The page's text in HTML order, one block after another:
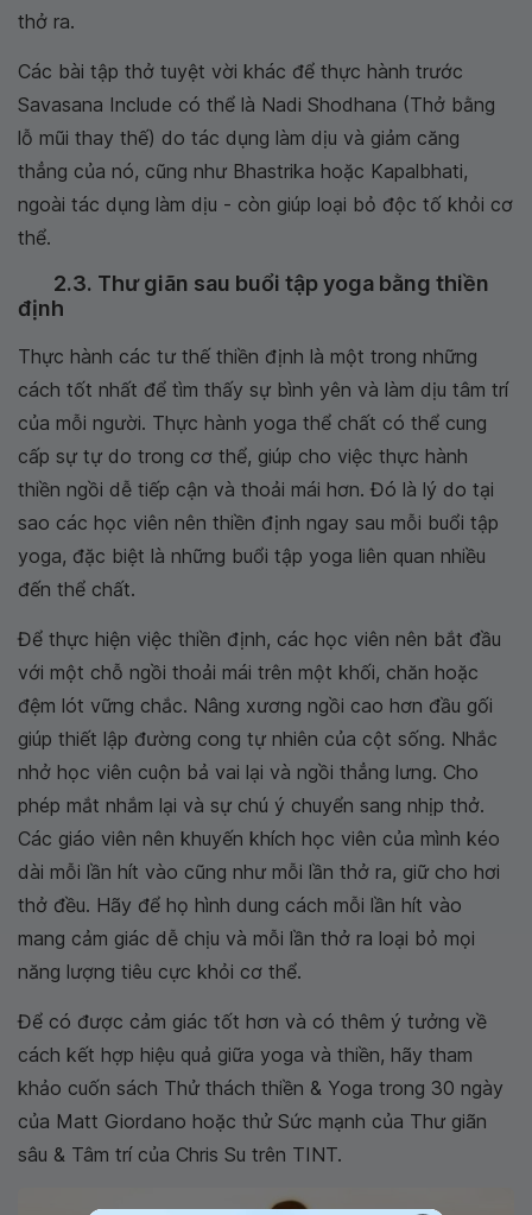
thở ra.
Các bài tập thở tuyệt vời khác để thực hành trước
Savasana Include có thể là Nadi Shodhana (Thở bằng
lỗ mũi thay thế) do tác dụng làm dịu và giảm căng
thẳng của nó, cũng như Bhastrika hoặc Kapalbhati,
ngoài tác dụng làm dịu - còn giúp loại bỏ độc tố khỏi cơ
thể.
2.3. Thư giãn sau buổi tập yoga bằng thiền
định
Thực hành các tư thế thiền định là một trong những
cách tốt nhất để tìm thấy sự bình yên và làm dịu tâm trí
của mỗi người. Thực hành yoga thể chất có thể cung
cấp sự tự do trong cơ thể, giúp cho việc thực hành
thiền ngồi dễ tiếp cận và thoải mái hơn. Đó là lý do tại
sao các học viên nên thiền định ngay sau mỗi buổi tập
yoga, đặc biệt là những buổi tập yoga liên quan nhiều
đến thể chất.
Để thực hiện việc thiền định, các học viên nên bắt đầu
với một chỗ ngồi thoải mái trên một khối, chăn hoặc
đệm lót vững chắc. Nâng xương ngồi cao hơn đầu gối
giúp thiết lập đường cong tự nhiên của cột sống. Nhắc
nhở học viên cuộn bả vai lại và ngồi thẳng lưng. Cho
phép mắt nhắm lại và sự chú ý chuyển sang nhịp thở.
Các giáo viên nên khuyến khích học viên của mình kéo
dài mỗi lần hít vào cũng như mỗi lần thở ra, giữ cho hơi
thở đều. Hãy để họ hình dung cách mỗi lần hít vào
mang cảm giác dễ chịu và mỗi lần thở ra loại bỏ mọi
năng lượng tiêu cực khỏi cơ thể.
Để có được cảm giác tốt hơn và có thêm ý tưởng về
cách kết hợp hiệu quả giữa yoga và thiền, hãy tham
khảo cuốn sách Thử thách thiền & Yoga trong 30 ngày
của Matt Giordano hoặc thử Sức mạnh của Thư giãn
sâu & Tâm trí của Chris Su trên TINT.